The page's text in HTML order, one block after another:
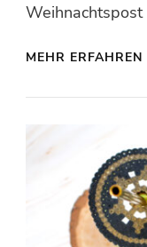
Weihnachtspost
MEHR ERFAHREN